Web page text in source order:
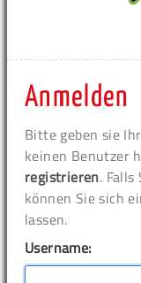
Anmelden
Bitte geben sie
keinen Benutzer
registrieren.
können Sie sich
lassen.
Username: